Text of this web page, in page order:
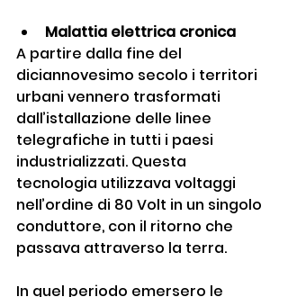
Malattia elettrica cronica
A partire dalla fine del
diciannovesimo secolo i territori
urbani vennero trasformati
dall’istallazione delle linee
telegrafiche in tutti i paesi
industrializzati. Questa
tecnologia utilizzava voltaggi
nell’ordine di 80 Volt in un singolo
conduttore, con il ritorno che
passava attraverso la terra.
In quel periodo emersero le